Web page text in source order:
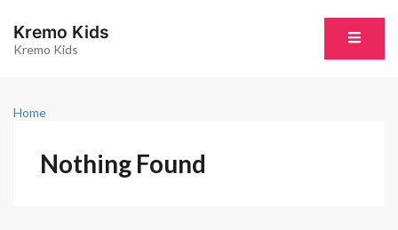
Kremo Kids
Kremo Kids
Home
Nothing Found